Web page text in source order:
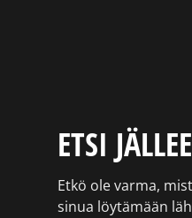
ETSI
Etkö ole varma,
sinua löytämään